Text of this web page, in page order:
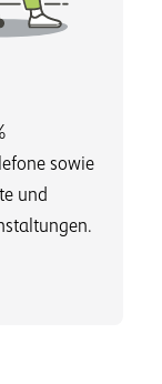
sowie
und